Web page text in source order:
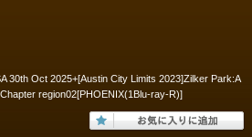
30th Oct 2025+[Austin City Limits 2023]Zilker Park:A
region02[PHOENIX(1Blu-ray-R)]